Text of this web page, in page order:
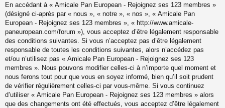
En accédant à « Amicale Pan European - Rejoignez ses 123 membres »
(désigné ci-après par « nous », « notre », « nos », « Amicale Pan
European - Rejoignez ses 123 membres », « http://www.amicale-
paneuropean.com/forum »), vous acceptez d’être légalement responsable
des conditions suivantes. Si vous n’acceptez pas d’être légalement
responsable de toutes les conditions suivantes, alors n’accédez pas
et/ou n’utilisez pas « Amicale Pan European - Rejoignez ses 123
membres ». Nous pouvons modifier celles-ci à n’importe quel moment et
nous ferons tout pour que vous en soyez informé, bien qu’il soit prudent
de vérifier régulièrement celles-ci par vous-même. Si vous continuez
d’utiliser « Amicale Pan European - Rejoignez ses 123 membres » alors
que des changements ont été effectués, vous acceptez d’être légalement